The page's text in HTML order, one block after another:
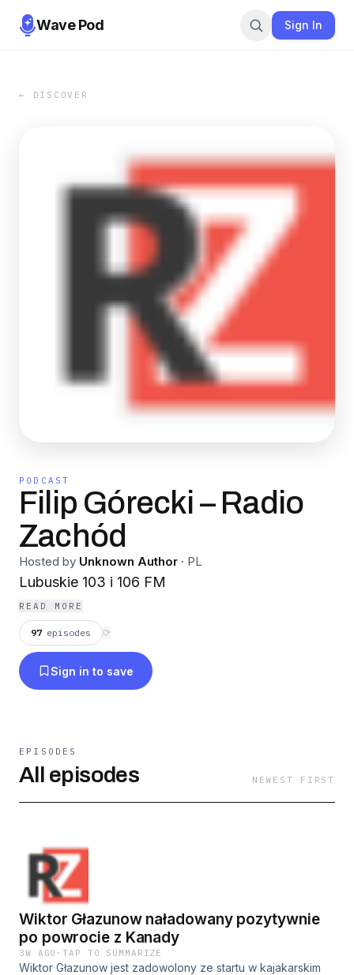
Wave Pod Sign In
← DISCOVER
PODCAST
Filip Górecki – Radio
Zachód
Hosted by Unknown Author · PL
Lubuskie 103 i 106 FM
READ MORE
97 episodes ⟳
Sign in to save
EPISODES
All episodes NEWEST FIRST
Wiktor Głazunow naładowany pozytywnie
po powrocie z Kanady
3W AGO ·TAP TO SUMMARIZE
Wiktor Głazunow jest zadowolony ze startu w kajakarskim